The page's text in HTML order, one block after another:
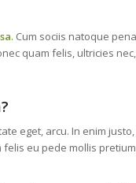
. Cum sociis natoque
quam felis, ultricies
eget, arcu. In enim
eu pede mollis